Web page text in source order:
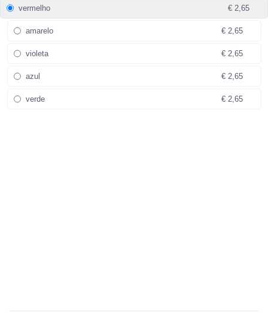
vermelho € 2,65
amarelo € 2,65
violeta € 2,65
azul € 2,65
verde € 2,65